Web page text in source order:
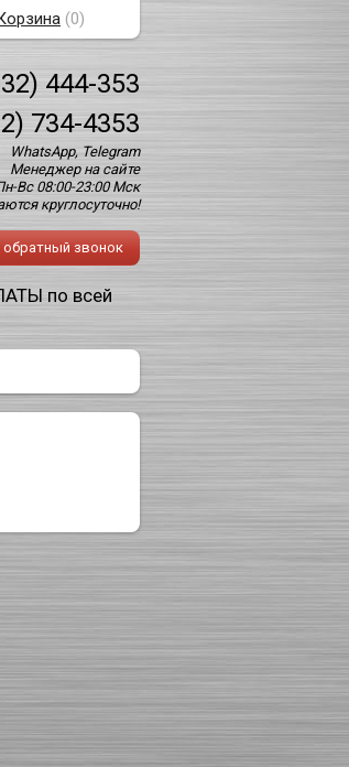
444-353
734-4353
WhatsApp, Telegram
Менеджер на сайте
Вс 08:00-23:00 Мск
круглосуточно!
обратный звонок
по всей
(0)